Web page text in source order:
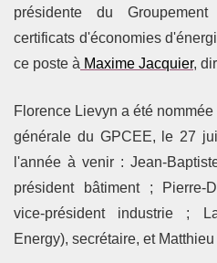
présidente du
certificats d'économies
ce poste à Maxime Jacquier,
Florence Lievyn a été
générale du GPCEE, le 27
l'année à venir : Jean-
président bâtiment ; Pierre-
vice-président industrie ;
Energy), secrétaire, et